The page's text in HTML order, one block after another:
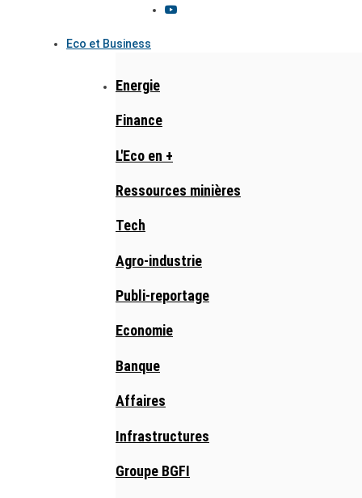
Eco et Business
Energie
Finance
L'Eco en +
Ressources minières
Tech
Agro-industrie
Publi-reportage
Economie
Banque
Affaires
Infrastructures
Groupe BGFI